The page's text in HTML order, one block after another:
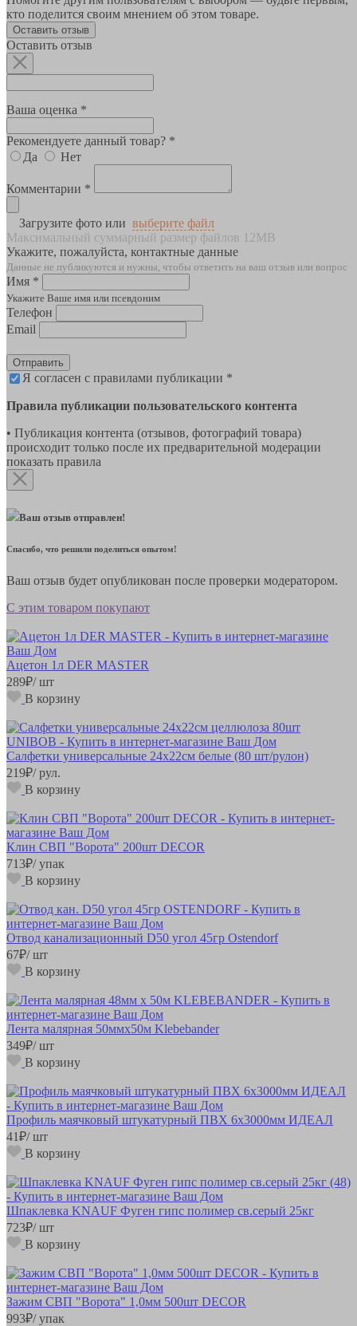
кто поделится своим мнением об этом товаре.
Оставить отзыв
Оставить отзыв
Ваша оценка *
Рекомендуете данный товар? *
Да
Нет
Комментарии *
Загрузите фото или выберите файл
Максимальный суммарный размер файлов 12MB
Укажите, пожалуйста, контактные данные
Данные не публикуются и нужны, чтобы ответить на ваш отзыв или вопрос
Имя *
Укажите Ваше имя или псевдоним
Телефон
Email
Отправить
Я согласен с правилами публикации *
Правила публикации пользовательского контента
• Публикация контента (отзывов, фотографий товара)
происходит только после их предварительной модерации
показать правила
Ваш отзыв отправлен!
Спасибо, что решили поделиться опытом!
Ваш отзыв будет опубликован после проверки модератором.
С этим товаром покупают
Ацетон 1л DER MASTER
289₽/ шт
В корзину
Салфетки универсальные 24х22см белые (80 шт/рулон)
219₽/ рул.
В корзину
Клин СВП "Ворота" 200шт DECOR
713₽/ упак
В корзину
Отвод канализационный D50 угол 45гр Ostendorf
67₽/ шт
В корзину
Лента малярная 50ммх50м Klebebander
349₽/ шт
В корзину
Профиль маячковый штукатурный ПВХ 6х3000мм ИДЕАЛ
41₽/ шт
В корзину
Шпаклевка KNAUF Фуген гипс полимер св.серый 25кг
723₽/ шт
В корзину
Зажим СВП "Ворота" 1,0мм 500шт DECOR
993₽/ упак